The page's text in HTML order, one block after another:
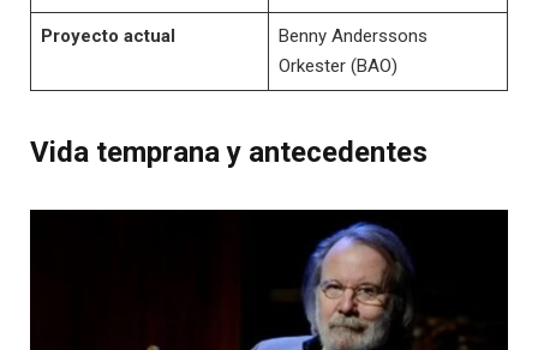
Proyecto actual
Benny Anderssons
Orkester (BAO)
Vida temprana y antecedentes